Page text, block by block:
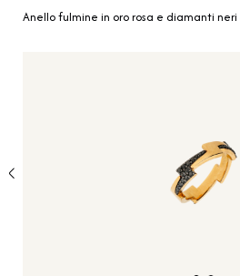
Anello fulmine in oro rosa e diamanti neri